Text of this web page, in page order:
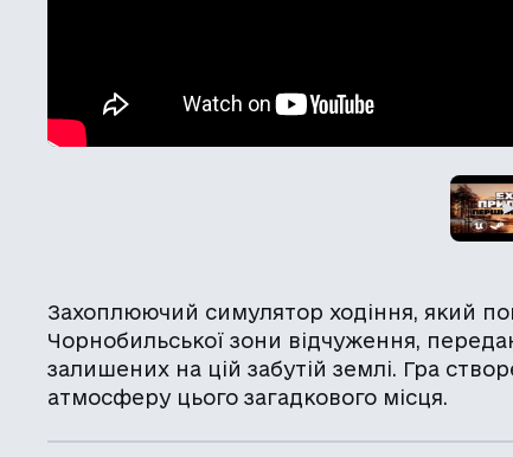
Захоплюючий симулятор ходіння, який
Чорнобильської зони відчуження,
залишених на цій забутій землі. Гра
атмосферу цього загадкового місця.